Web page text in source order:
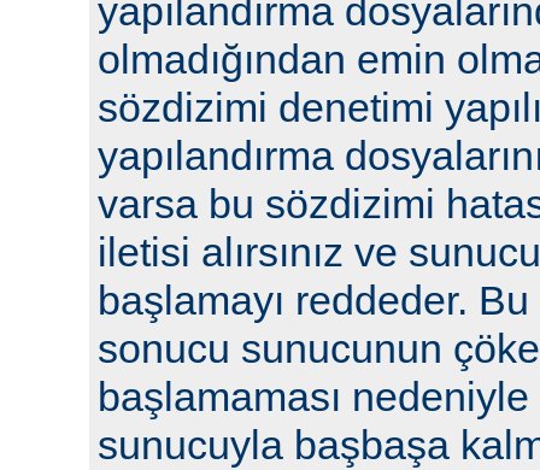
yapılandırma
olmadığından emin
sözdizimi denetimi
yapılandırma
varsa bu sözdizimi
iletisi alırsınız ve
başlamayı reddeder.
sonucu sunucunun
başlamaması
sunucuyla başbaşa